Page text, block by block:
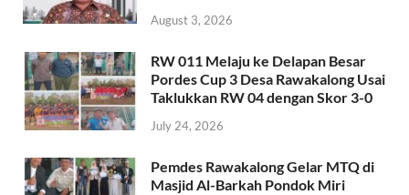
August 3, 2026
RW 011 Melaju ke Delapan Besar
Pordes Cup 3 Desa Rawakalong Usai
Taklukkan RW 04 dengan Skor 3-0
July 24, 2026
Pemdes Rawakalong Gelar MTQ di
Masjid Al-Barkah Pondok Miri